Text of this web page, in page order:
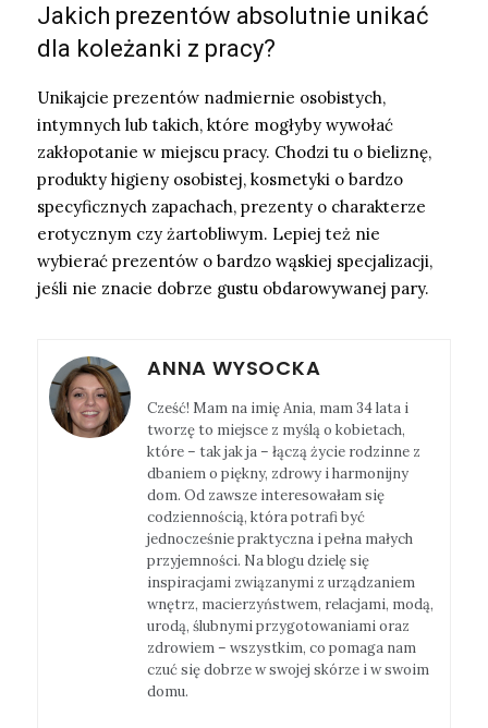
Jakich prezentów absolutnie unikać
dla koleżanki z pracy?
Unikajcie prezentów nadmiernie osobistych,
intymnych lub takich, które mogłyby wywołać
zakłopotanie w miejscu pracy. Chodzi tu o bieliznę,
produkty higieny osobistej, kosmetyki o bardzo
specyficznych zapachach, prezenty o charakterze
erotycznym czy żartobliwym. Lepiej też nie
wybierać prezentów o bardzo wąskiej specjalizacji,
jeśli nie znacie dobrze gustu obdarowywanej pary.
ANNA WYSOCKA
Cześć! Mam na imię Ania, mam 34 lata i
tworzę to miejsce z myślą o kobietach,
które – tak jak ja – łączą życie rodzinne z
dbaniem o piękny, zdrowy i harmonijny
dom. Od zawsze interesowałam się
codziennością, która potrafi być
jednocześnie praktyczna i pełna małych
przyjemności. Na blogu dzielę się
inspiracjami związanymi z urządzaniem
wnętrz, macierzyństwem, relacjami, modą,
urodą, ślubnymi przygotowaniami oraz
zdrowiem – wszystkim, co pomaga nam
czuć się dobrze w swojej skórze i w swoim
domu.